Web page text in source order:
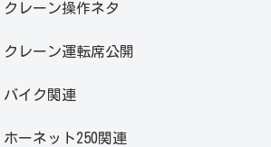
クレーン操作ネタ
クレーン運転席公開
バイク関連
ホーネット250関連